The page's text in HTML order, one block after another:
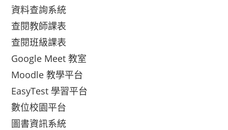
資料查詢系統
查閱教師課表
查閱班級課表
Google Meet 教室
Moodle 教學平台
EasyTest 學習平台
數位校園平台
圖書資訊系統